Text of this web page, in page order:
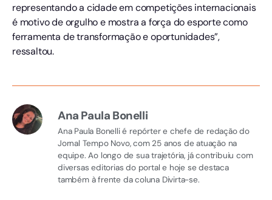
representando a cidade em competições internacionais
é motivo de orgulho e mostra a força do esporte como
ferramenta de transformação e oportunidades”,
ressaltou.
Ana Paula Bonelli
Ana Paula Bonelli é repórter e chefe de redação do
Jornal Tempo Novo, com 25 anos de atuação na
equipe. Ao longo de sua trajetória, já contribuiu com
diversas editorias do portal e hoje se destaca
também à frente da coluna Divirta-se.